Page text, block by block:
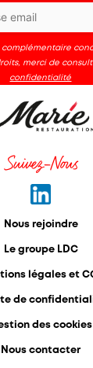
merci de
confidentialité
Suivez-Nous
Nous rejoindre
Le groupe LDC
légales et
de
des cookies
Nous contacter